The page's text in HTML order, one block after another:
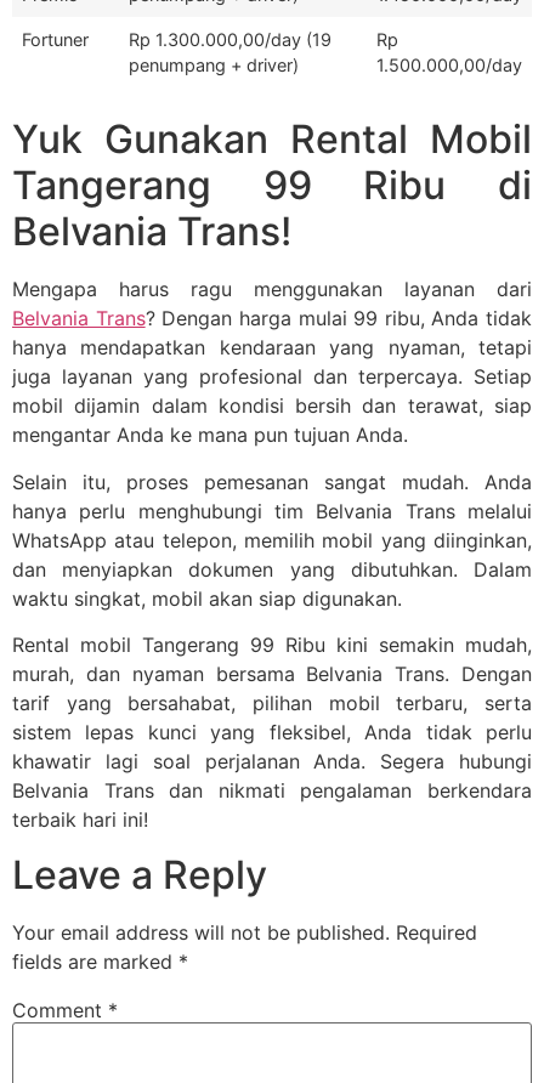
Fortuner
Rp 1.300.000,00/day (19
penumpang + driver)
Rp
1.500.000,00/day
Yuk Gunakan Rental Mobil
Tangerang 99 Ribu di
Belvania Trans!
Mengapa harus ragu menggunakan layanan dari
Belvania Trans? Dengan harga mulai 99 ribu, Anda tidak
hanya mendapatkan kendaraan yang nyaman, tetapi
juga layanan yang profesional dan terpercaya. Setiap
mobil dijamin dalam kondisi bersih dan terawat, siap
mengantar Anda ke mana pun tujuan Anda.
Selain itu, proses pemesanan sangat mudah. Anda
hanya perlu menghubungi tim Belvania Trans melalui
WhatsApp atau telepon, memilih mobil yang diinginkan,
dan menyiapkan dokumen yang dibutuhkan. Dalam
waktu singkat, mobil akan siap digunakan.
Rental mobil Tangerang 99 Ribu kini semakin mudah,
murah, dan nyaman bersama Belvania Trans. Dengan
tarif yang bersahabat, pilihan mobil terbaru, serta
sistem lepas kunci yang fleksibel, Anda tidak perlu
khawatir lagi soal perjalanan Anda. Segera hubungi
Belvania Trans dan nikmati pengalaman berkendara
terbaik hari ini!
Leave a Reply
Your email address will not be published. Required
fields are marked *
Comment *